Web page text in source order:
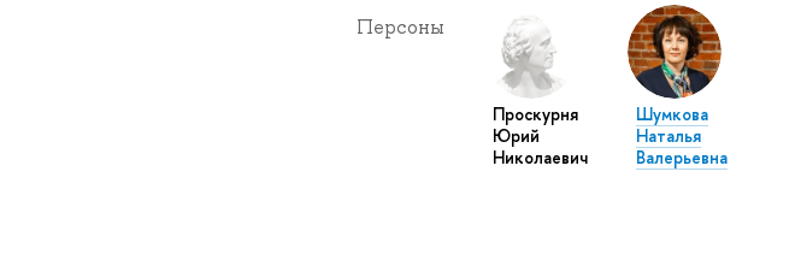
Персоны
Проскурня
Юрий
Николаевич
Шумкова
Наталья
Валерьевна